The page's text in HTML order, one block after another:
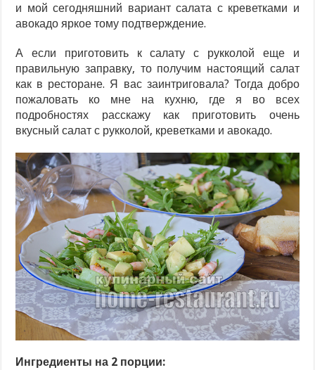
и мой сегодняшний вариант салата с креветками и
авокадо яркое тому подтверждение.
А если приготовить к салату с рукколой еще и
правильную заправку, то получим настоящий салат
как в ресторане. Я вас заинтриговала? Тогда добро
пожаловать ко мне на кухню, где я во всех
подробностях расскажу как приготовить очень
вкусный салат с рукколой, креветками и авокадо.
Ингредиенты на 2 порции: